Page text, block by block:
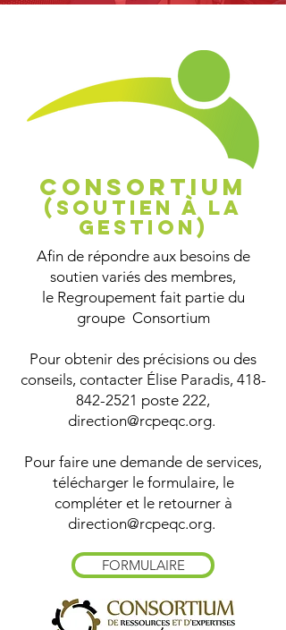
CONSORTIUM
(SOUTIEN À LA
GESTION)
Afin de répondre aux besoins de
soutien variés des membres,
le Regroupement fait partie du
groupe Consortium
Pour obtenir des précisions ou des
conseils, contacter Élise Paradis, 418-
842-2521 poste 222,
direction@rcpeqc.org.
Pour faire une demande de services,
télécharger le formulaire, le
compléter et le retourner à
direction@rcpeqc.org.
FORMULAIRE